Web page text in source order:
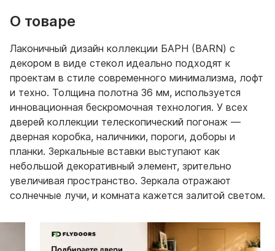
О товаре
Лаконичный дизайн коллекции БАРН (BARN) с
декором в виде стекол идеально подходят к
проектам в стиле современного минимализма, лофт
и техно. Толщина полотна 36 мм, используется
инновационная бескромочная технология. У всех
дверей коллекции телескопический погонаж —
дверная коробка, наличники, пороги, доборы и
планки. Зеркальные вставки выступают как
небольшой декоративный элемент, зрительно
увеличивая пространство. Зеркала отражают
солнечные лучи, и комната кажется залитой светом.